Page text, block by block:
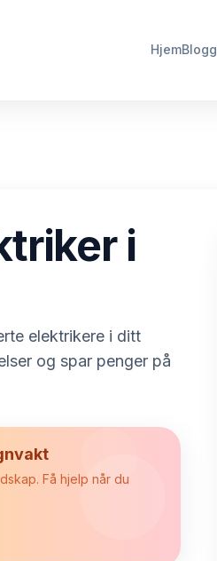
HjemBlogg
i
elektrikere i ditt
og spar penger på
Få hjelp når du